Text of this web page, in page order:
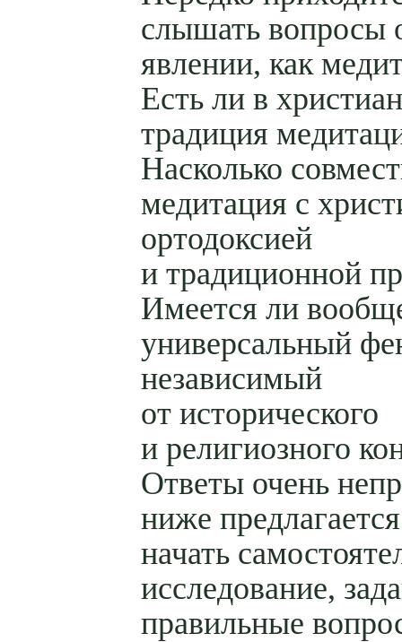
слышать вопросы
явлении, как
Есть ли в
традиция
Насколько
медитация с
ортодоксией
и традиционной
Имеется ли
универсальный
независимый
от исторического
и религиозного
Ответы очень
ниже
начать
исследование,
правильные